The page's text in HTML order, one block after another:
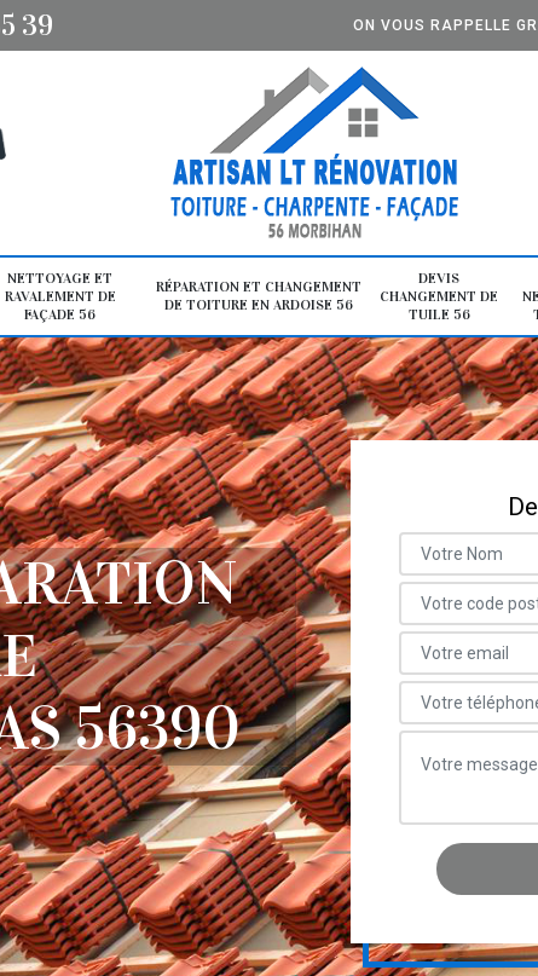
39 ON VOUS RAPPELLE
NETTOYAGE ET
RAVALEMENT DE
FAÇADE 56
RÉPARATION ET CHANGEMENT
DE TOITURE EN ARDOISE 56
DEVIS
CHANGEMENT DE
TUILE 56
56390